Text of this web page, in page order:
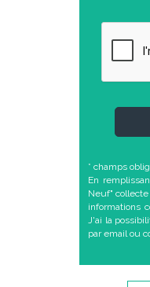
* champs
En
Neuf"
informations
J'ai la
par email ou